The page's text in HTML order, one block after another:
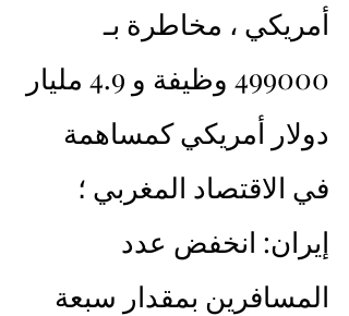
أمريكي ، مخاطرة بـ
499000 وظيفة و 4.9 مليار
دولار أمريكي كمساهمة
في الاقتصاد المغربي ؛
إيران: انخفض عدد
المسافرين بمقدار سبعة